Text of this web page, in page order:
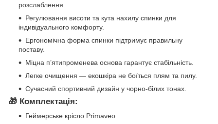
розслаблення.
Регулювання висоти та кута нахилу спинки для
індивідуального комфорту.
Ергономічна форма спинки підтримує правильну
поставу.
Міцна п’ятипроменева основа гарантує стабільність.
Легке очищення — екошкіра не боїться плям та пилу.
Сучасний спортивний дизайн у чорно-білих тонах.
🎁 Комплектація:
Геймерське крісло Primaveo